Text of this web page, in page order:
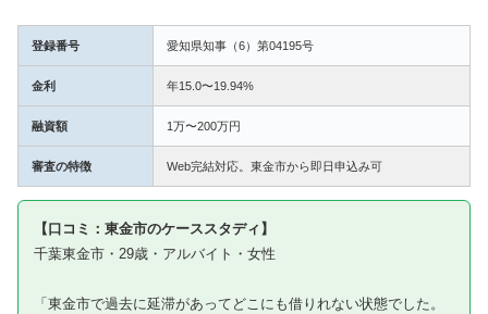
登録番号 愛知県知事（6）第04195号
金利 年15.0〜19.94%
融資額 1万〜200万円
審査の特徴 Web完結対応。東金市から即日申込み可
【口コミ：東金市のケーススタディ】
千葉東金市・29歳・アルバイト・女性
「東金市で過去に延滞があってどこにも借りれない状態でした。